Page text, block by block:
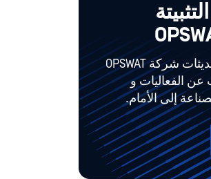
احصل على آخر تحديثات شركة OPSWAT
الفعاليات و
إلى الأمام.